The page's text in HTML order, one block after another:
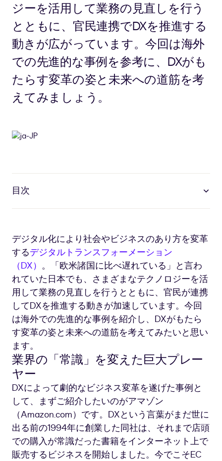
ジーを活用して業務の見直しを行う
とともに、官民連携でDXを推進する
動きが広がっています。今回は海外
での先進的な事例を参考に、DXがも
たらす変革の姿と未来への道筋を考
えてみましょう。
目次
デジタル化により社会やビジネスのあり方を変革
するデジタルトランスフォーメーション
（DX） 。「欧米諸国に比べ遅れている」と言わ
れていた日本でも、さまざまなテクノロジーを活
用して業務の見直しを行うとともに、官民が連携
してDXを推進する動きが加速しています。今回
は海外での先進的な事例を紹介し、DXがもたら
す変革の姿と未来への道筋を考えてみたいと思い
ます。
業界の「常識」を変えた巨大プレー
ヤー
DXによって劇的なビジネス変革を遂げた事例と
して、まずご紹介したいのがアマゾン
（Amazon.com）です。DXという言葉がまだ世に
出る前の1994年に創業した同社は、それまで店頭
での購入が常識だった書籍をインターネット上で
販売するビジネスを開始しました。今でこそEC